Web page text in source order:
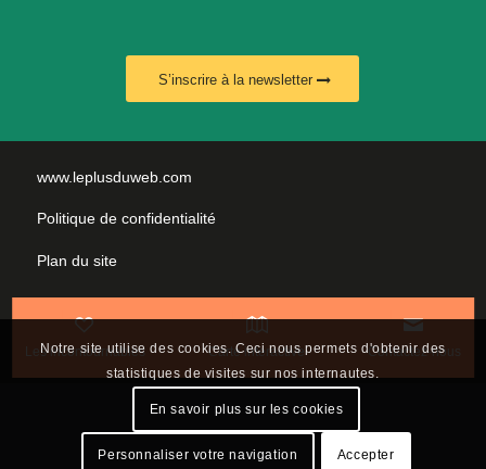
Les incontournables Carte interactive Contactez-nous
S’inscrire à la newsletter
www.leplusduweb.com
Politique de confidentialité
Plan du site
Mentions légales
Nous contacter
Notre site utilise des cookies. Ceci nous permets d'obtenir des
statistiques de visites sur nos internautes.
En savoir plus sur les cookies
Personnaliser votre navigation Accepter